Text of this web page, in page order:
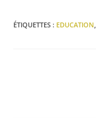
ÉTIQUETTES : EDUCATION,